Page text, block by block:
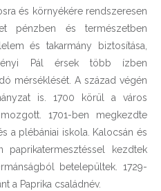
és környékére rendszeresen
pénzben és természetben
és takarmány biztosítása,
Pál érsek több ízben
mérséklését. A század végén
is. 1700 körül a város
1701-ben megkezdte
a plébániai iskola. Kalocsán és
kezdtek
betelepültek. 1729-
a Paprika családnév.